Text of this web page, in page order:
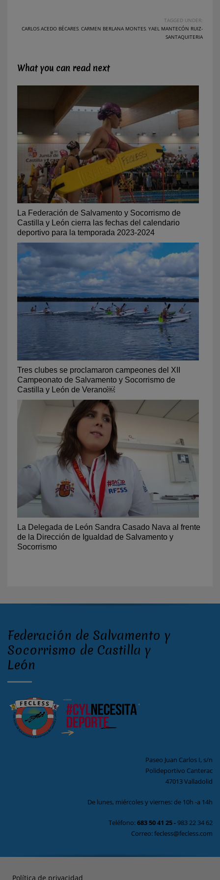
TAGGED UNDER:
CARLOS ACEDO BÉCARES, CARMEN BERLANA MONTES, YAEL MANTECÓN RUIZ-
SANTAQUITERIA
What you can read next
La Federación de Salvamento y Socorrismo de
Castilla y León cierra las fechas del calendario
deportivo para la temporada 2023-2024
Tres clubes se proclamaron campeones del XII
Campeonato de Salvamento y Socorrismo de
Castilla y León de Verano￼
La Delegada de León Sandra Casado Nava al frente
de la Dirección de Igualdad de Salvamento y
Socorrismo
Federación de Salvamento y
Socorrismo de Castilla y
León
Paseo Juan Carlos I, s/n
Polideportivo Canterac
47013 Valladolid
De lunes, miércoles y viernes: de 10h -a 14h
Teléfono:683 50 41 25-983 22 34 62
Correo: fecless@fecless.com
Política de privacidad